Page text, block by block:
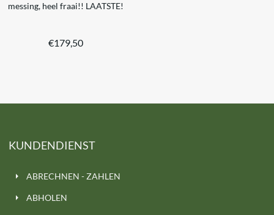
messing, heel fraai!! LAATSTE!
€179,50
KUNDENDIENST
ABRECHNEN - ZAHLEN
ABHOLEN